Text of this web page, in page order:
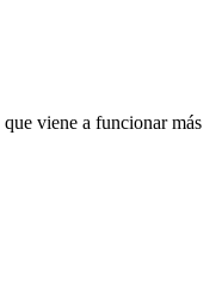
viene a funcionar más